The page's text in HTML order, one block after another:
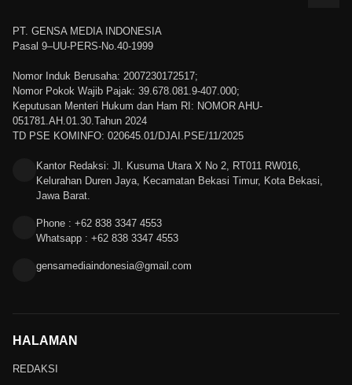
PT. GENSA MEDIA INDONESIA
Pasal 9–UU-PERS-No.40-1999
Nomor Induk Berusaha: 2007230172517;
Nomor Pokok Wajib Pajak: 39.678.081.9-407.000;
Keputusan Menteri Hukum dan Ham RI: NOMOR AHU-
051781.AH.01.30.Tahun 2024
TD PSE KOMINFO: 020645.01/DJAI.PSE/11/2025
Kantor Redaksi: Jl. Kusuma Utara X No 2, RT011 RW016,
Kelurahan Duren Jaya, Kecamatan Bekasi Timur, Kota Bekasi,
Jawa Barat.
Phone : +62 838 3347 4553
Whatsapp : +62 838 3347 4553
gensamediaindonesia@gmail.com
HALAMAN
REDAKSI